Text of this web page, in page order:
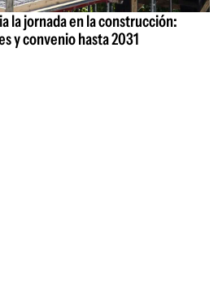
la jornada en la construcción:
y convenio hasta 2031